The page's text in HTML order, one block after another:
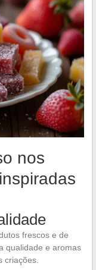
nos
frescos e de
qualidade e aromas
criações.